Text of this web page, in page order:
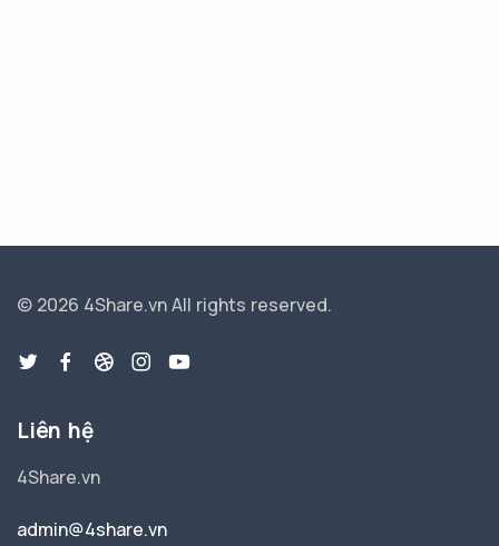
© 2026 4Share.vnAll rights reserved.
Liên hệ
4Share.vn
admin@4share.vn